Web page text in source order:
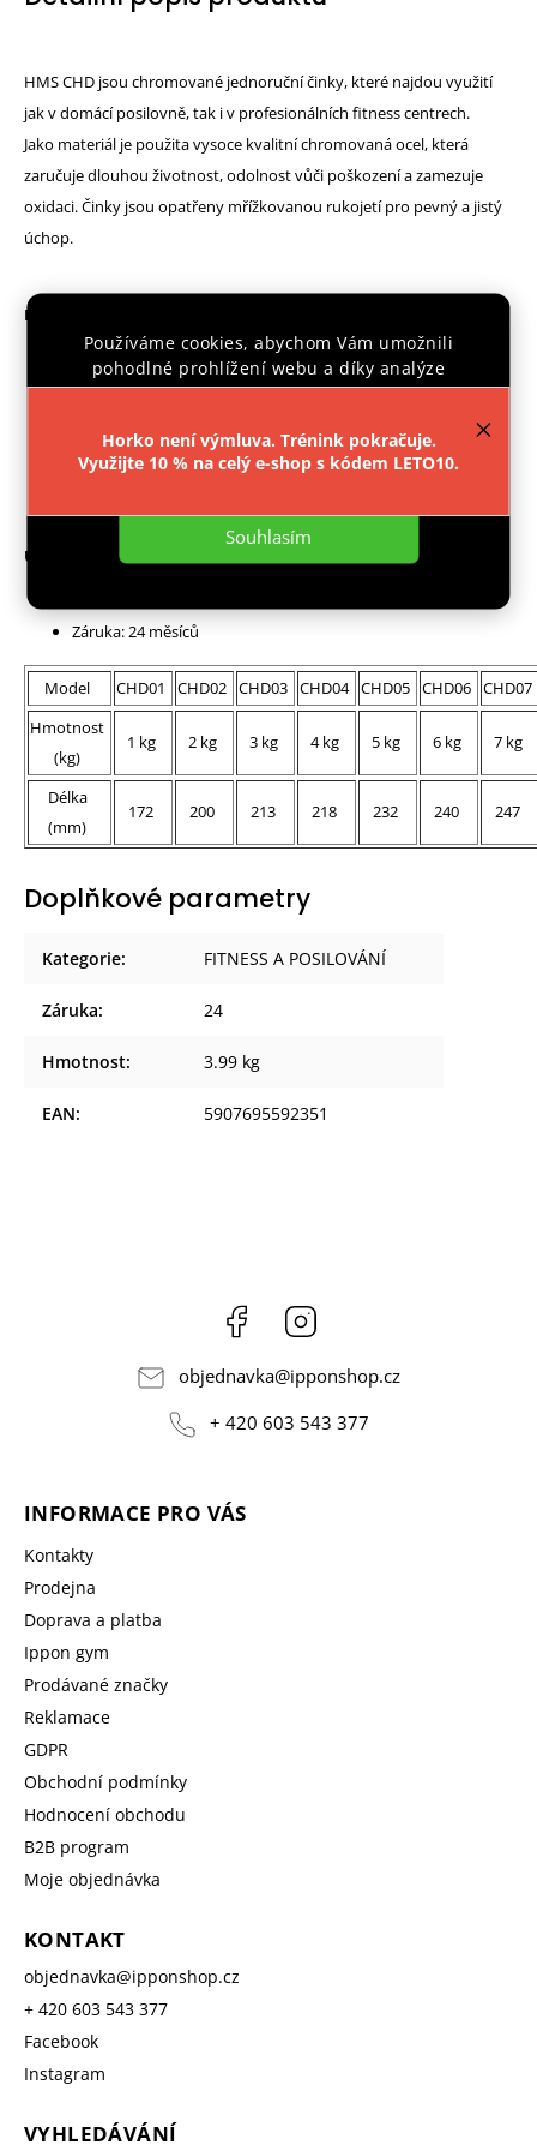
Používáme cookies, abychom Vám umožnili
pohodlné prohlížení webu a díky analýze
provozu webu neustále zlepšovali jeho funkce,
Nastavení
Souhlasím
Horko není výmluva. Trénink pokračuje.
Využijte 10 % na celý e-shop s kódem LETO10.
HMS CHD jsou chromované jednoruční činky, které najdou využití
jak v domácí posilovně, tak i v profesionálních fitness centrech.
Jako materiál je použita vysoce kvalitní chromovaná ocel, která
zaručuje dlouhou životnost, odolnost vůči poškození a zamezuje
oxidaci. Činky jsou opatřeny mřížkovanou rukojetí pro pevný a jistý
úchop.
Parametry:
Materiál: chromovaná ocel
Průměr úchopové části: 27 mm
Váha: 2 kg
Balení obsahuje 2 ks činek
Upozornění:
Záruka: 24 měsíců
Model CHD01 CHD02 CHD03 CHD04 CHD05 CHD06 CHD07
Hmotnost
(kg)
1 kg 2 kg 3 kg 4 kg 5 kg 6 kg 7 kg
Délka
(mm)
172 200 213 218 232 240 247
Doplňkové parametry
Kategorie: FITNESS A POSILOVÁNÍ
Záruka: 24
Hmotnost: 3.99 kg
EAN: 5907695592351
Facebook
objednavka@ipponshop.cz
+ 420 603 543 377
INFORMACE PRO VÁS
Kontakty
Prodejna
Doprava a platba
Ippon gym
Prodávané značky
Reklamace
GDPR
Obchodní podmínky
Hodnocení obchodu
B2B program
Moje objednávka
KONTAKT
objednavka@ipponshop.cz
+ 420 603 543 377
Facebook
Instagram
VYHLEDÁVÁNÍ